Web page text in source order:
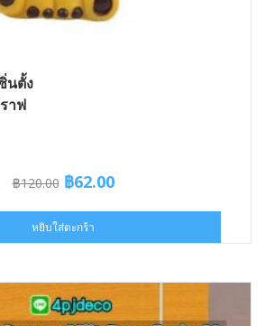
นตั้ง
าฟ
฿120.00 Original
was:
฿62.00Current
หยิบใส่ตะกร้า